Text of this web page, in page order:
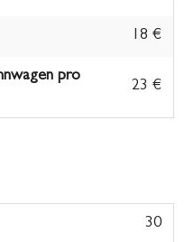
18 €
pro
23 €
2 €
30